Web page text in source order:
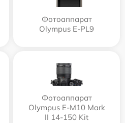
Фотоаппарат
Olympus E‑PL9
Фотоаппарат
Olympus E‑M10 Mark
II 14-150 Kit